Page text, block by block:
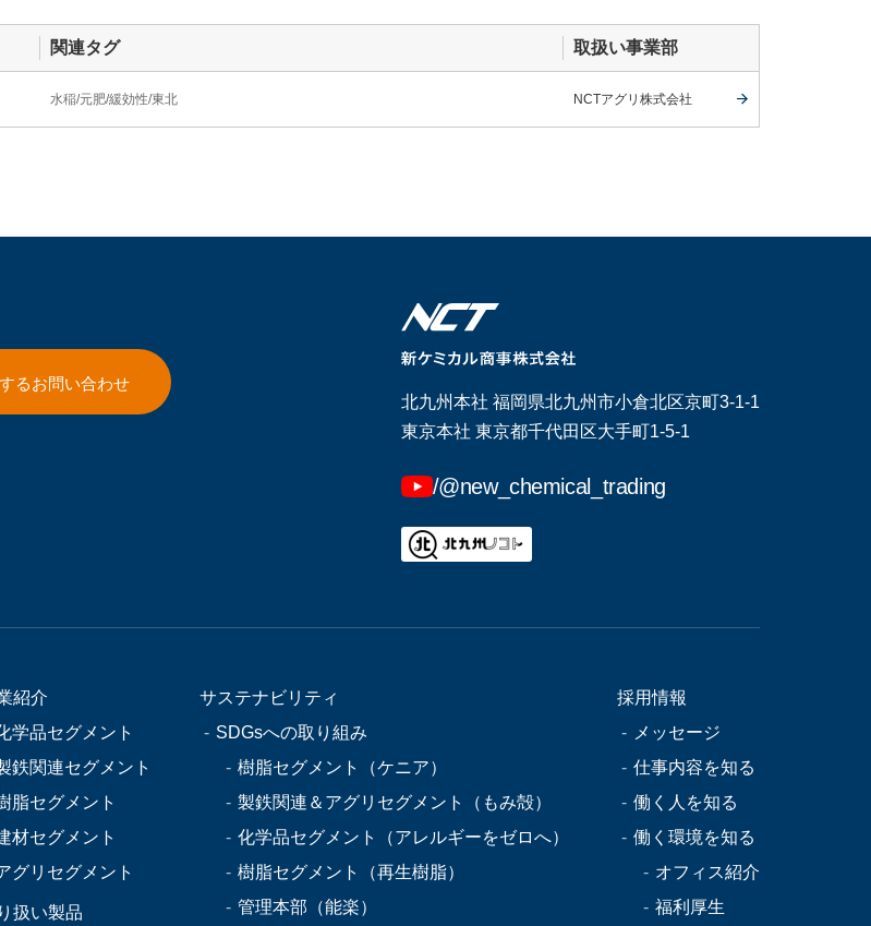
関連タグ 取扱い事業部
水稲 元肥 緩効性 東北 NCTアグリ株式会社
るお問い合わせ
北九州本社 福岡県北九州市小倉北区京町3-1-1
東京本社 東京都千代田区大手町1-5-1
/@new_chemical_trading
紹介
学品セグメント
鉄関連セグメント
脂セグメント
材セグメント
グリセグメント
扱い製品
サステナビリティ
SDGsへの取り組み
樹脂セグメント（ケニア）
製鉄関連＆アグリセグメント（もみ殻）
化学品セグメント（アレルギーをゼロへ）
樹脂セグメント（再生樹脂）
管理本部（能楽）
採用情報
メッセージ
仕事内容を知る
働く人を知る
働く環境を知る
オフィス紹介
福利厚生